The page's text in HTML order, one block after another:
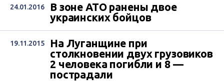
24.01.2016
В зоне АТО ранены двое
украинских бойцов
19.11.2015
На Луганщине при
столкновении двух грузовиков
2 человека погибли и 8 —
пострадали